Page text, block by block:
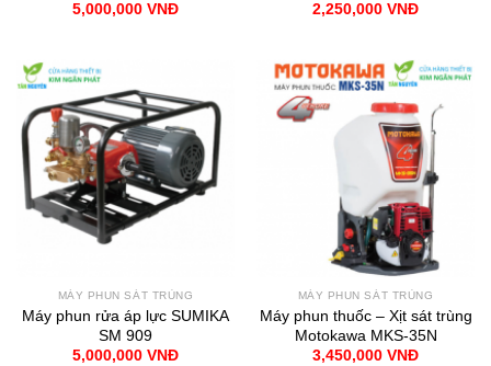
5,000,000 VNĐ 2,250,000 VNĐ
MÁY PHUN SÁT TRÙNG
Máy phun rửa áp lực SUMIKA
SM 909
5,000,000 VNĐ
MÁY PHUN SÁT TRÙNG
Máy phun thuốc – Xịt sát trùng
Motokawa MKS-35N
3,450,000 VNĐ